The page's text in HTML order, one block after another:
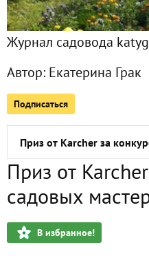
Журнал садовода
Автор: Екатерина Грак
Подписаться
Идея новогодних
Приз за победу в одной
Кукушонок
Абажур для бани
Приз от Karcher за
Приз за конкурс
Полезный приз от "Лама
История одной игрушки
Приз от
садовых
В избранное!